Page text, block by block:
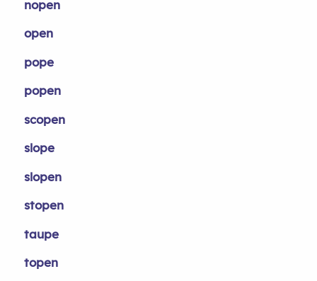
nopen
open
pope
popen
scopen
slope
slopen
stopen
taupe
topen